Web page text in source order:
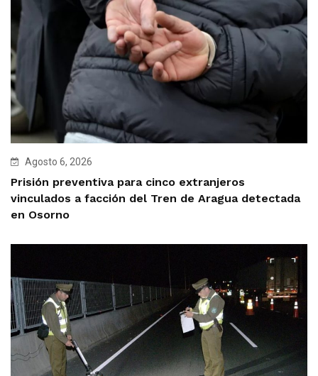
Agosto 6, 2026
Prisión preventiva para cinco extranjeros
vinculados a facción del Tren de Aragua detectada
en Osorno